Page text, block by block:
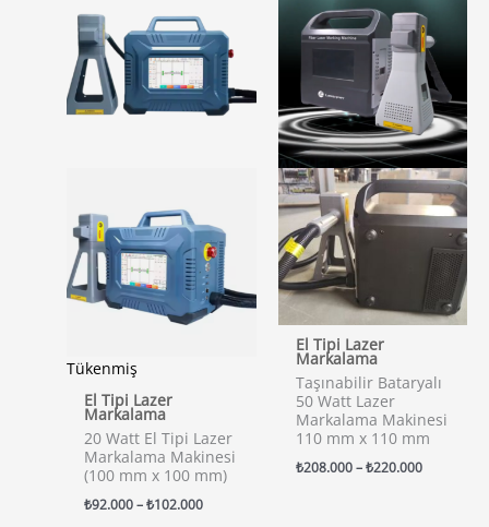
Tükenmiş
El Tipi Lazer
Markalama
20 Watt El Tipi Lazer
Markalama Makinesi
(100 mm x 100 mm)
₺92.000 –₺102.000Fiyat
El Tipi Lazer
Markalama
Taşınabilir Bataryalı
50 Watt Lazer
Markalama Makinesi
110 mm x 110 mm
₺208.000–₺220.000Fiyat